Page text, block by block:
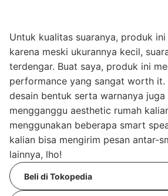
Untuk kualitas suaranya, produk
karena meski ukurannya kecil,
terdengar. Buat saya, produk ini
performance yang sangat worth it.
desain bentuk serta warnanya
mengganggu aesthetic rumah
menggunakan beberapa smart
kalian bisa mengirim pesan antar-
lainnya, lho!
Beli di Tokopedia